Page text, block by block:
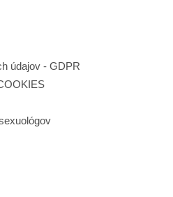
údajov - GDPR